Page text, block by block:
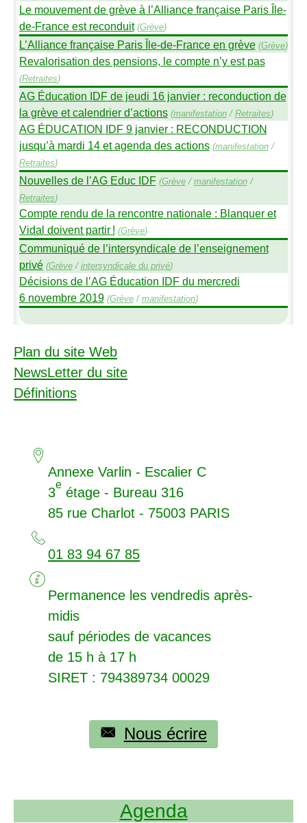
Le mouvement de grève à l’Alliance française Paris Île-
de-France est reconduit (Grève)
L’Alliance française Paris Île-de-France en grève (Grève)
Revalorisation des pensions, le compte n’y est pas
(Retraites)
AGÉducation IDFde jeudi 16 janvier : reconduction de
la grève et calendrier d’actions (manifestation/ Retraites)
AGÉDUCATION IDF9 janvier : RECONDUCTION
jusqu’à mardi 14 et agenda des actions (manifestation/
Retraites)
Nouvelles de l’AGEduc IDF (Grève/ manifestation/
Retraites)
Compte rendu de la rencontre nationale : Blanquer et
Vidal doivent partir ! (Grève)
Communiqué de l’intersyndicale de l’enseignement
privé (Grève/ intersyndicale du privé)
Décisions de l’AGÉducation IDFdu mercredi
6 novembre 2019 (Grève/ manifestation)
Plan du site Web
NewsLetter du site
Définitions
Annexe Varlin - Escalier C
3
e
étage - Bureau 316
85 rue Charlot - 75003 PARIS
01 83 94 67 85
Permanence les vendredis après-
midis
sauf périodes de vacances
de 15 h à 17 h
SIRET: 794389734 00029
Nous écrire
Agenda